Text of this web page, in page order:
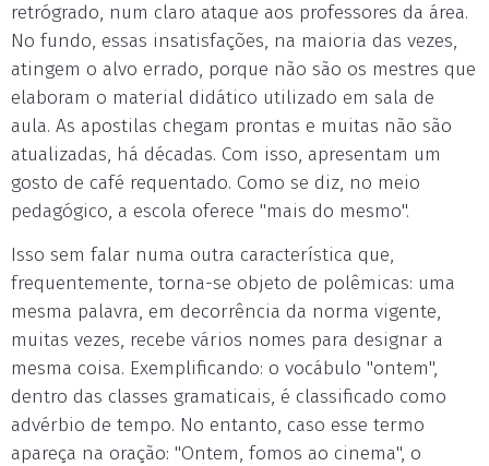
retrógrado, num claro ataque aos professores da área.
No fundo, essas insatisfações, na maioria das vezes,
atingem o alvo errado, porque não são os mestres que
elaboram o material didático utilizado em sala de
aula. As apostilas chegam prontas e muitas não são
atualizadas, há décadas. Com isso, apresentam um
gosto de café requentado. Como se diz, no meio
pedagógico, a escola oferece "mais do mesmo".
Isso sem falar numa outra característica que,
frequentemente, torna-se objeto de polêmicas: uma
mesma palavra, em decorrência da norma vigente,
muitas vezes, recebe vários nomes para designar a
mesma coisa. Exemplificando: o vocábulo "ontem",
dentro das classes gramaticais, é classificado como
advérbio de tempo. No entanto, caso esse termo
apareça na oração: "Ontem, fomos ao cinema", o